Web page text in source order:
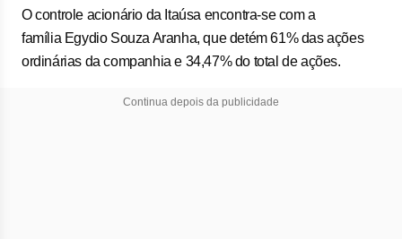
O controle acionário da Itaúsa encontra-se com a
família Egydio Souza Aranha, que detém 61% das ações
ordinárias da companhia e 34,47% do total de ações.
Continua depois da publicidade